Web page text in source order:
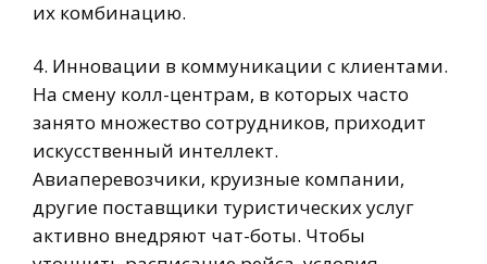
их комбинацию.
4. Инновации в коммуникации с клиентами.
На смену колл-центрам, в которых часто
занято множество сотрудников, приходит
искусственный интеллект.
Авиаперевозчики, круизные компании,
другие поставщики туристических услуг
активно внедряют чат-боты. Чтобы